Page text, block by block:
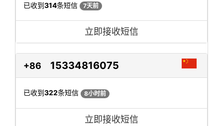
已收到314条短信 7天前
立即接收短信
+86 15334816075
已收到322条短信 8小时前
立即接收短信